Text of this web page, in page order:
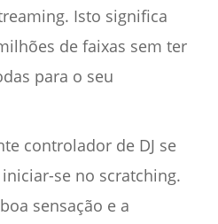
Isto significa
de faixas sem ter
para o seu
controlador de DJ se
se no scratching.
sensação e a